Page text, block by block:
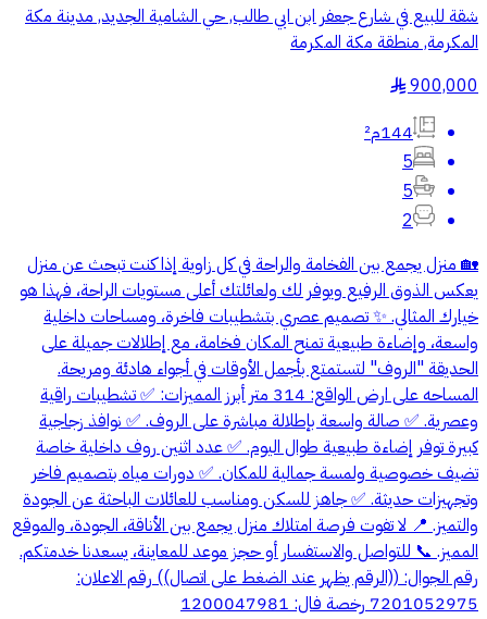
شقة للبيع في شارع جعفر ابن ابي طالب, حي الشامية الجديد, مدينة مكة
المكرمة, منطقة مكة المكرمة
900,000
§
144م²
5
5
2
🏡 منزل يجمع بين الفخامة والراحة في كل زاوية إذا كنت تبحث عن منزل
يعكس الذوق الرفيع ويوفر لك ولعائلتك أعلى مستويات الراحة، فهذا هو
خيارك المثالي. ✨ تصميم عصري بتشطيبات فاخرة، ومساحات داخلية
واسعة، وإضاءة طبيعية تمنح المكان فخامة، مع إطلالات جميلة على
الحديقة "الروف" لتستمتع بأجمل الأوقات في أجواء هادئة ومريحة.
المساحه على ارض الواقع: 314 متر أبرز المميزات: ✅ تشطيبات راقية
وعصرية. ✅ صالة واسعة بإطلالة مباشرة على الروف. ✅ نوافذ زجاجية
كبيرة توفر إضاءة طبيعية طوال اليوم. ✅ عدد اثنين روف داخلية خاصة
تضيف خصوصية ولمسة جمالية للمكان. ✅ دورات مياه بتصميم فاخر
وتجهيزات حديثة. ✅ جاهز للسكن ومناسب للعائلات الباحثة عن الجودة
والتميز. 📍 لا تفوت فرصة امتلاك منزل يجمع بين الأناقة، الجودة، والموقع
المميز. 📞 للتواصل والاستفسار أو حجز موعد للمعاينة، يسعدنا خدمتكم.
رقم الجوال: ((الرقم يظهر عند الضغط على اتصال)) رقم الاعلان:
7201052975 رخصة فال: 1200047981